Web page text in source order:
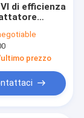
di efficienza
della spina
prezzo